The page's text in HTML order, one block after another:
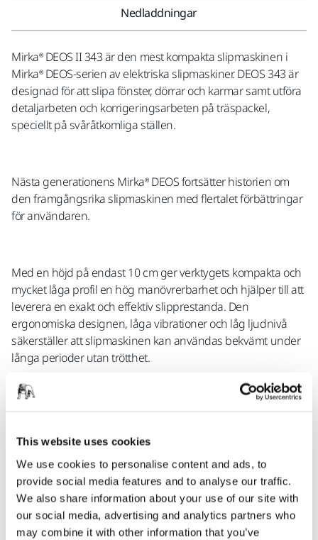
This website uses cookies
We use cookies to personalise content and ads, to
provide social media features and to analyse our traffic.
We also share information about your use of our site with
our social media, advertising and analytics partners who
may combine it with other information that you’ve
Nedladdningar
Mirka® DEOS II 343 är den mest kompakta slipmaskinen i
Mirka® DEOS-serien av elektriska slipmaskiner. DEOS 343 är
designad för att slipa fönster, dörrar och karmar samt utföra
detaljarbeten och korrigeringsarbeten på träspackel,
speciellt på svåråtkomliga ställen.
Nästa generationens Mirka® DEOS fortsätter historien om
den framgångsrika slipmaskinen med flertalet förbättringar
för användaren.
Med en höjd på endast 10 cm ger verktygets kompakta och
mycket låga profil en hög manövrerbarhet och hjälper till att
leverera en exakt och effektiv slipprestanda. Den
ergonomiska designen, låga vibrationer och låg ljudnivå
säkerställer att slipmaskinen kan användas bekvämt under
långa perioder utan trötthet.
indikatorer på hastighetsreglaget samt en separat på/av-
knapp.
Den långlivade och högeffektiva borstlösa motorn i Mirka